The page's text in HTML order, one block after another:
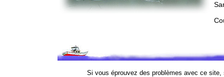
Si vous éprouvez des problèmes avec ce